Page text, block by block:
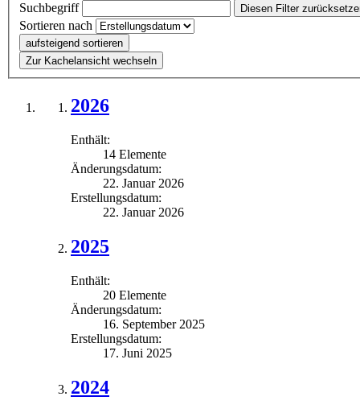
Suchbegriff
Diesen Filter
Sortieren nach
aufsteigend sortieren
Zur Kachelansicht wechseln
2026
Enthält:
14 Elemente
Änderungsdatum:
22. Januar 2026
Erstellungsdatum:
22. Januar 2026
2025
Enthält:
20 Elemente
Änderungsdatum:
16. September 2025
Erstellungsdatum:
17. Juni 2025
2024